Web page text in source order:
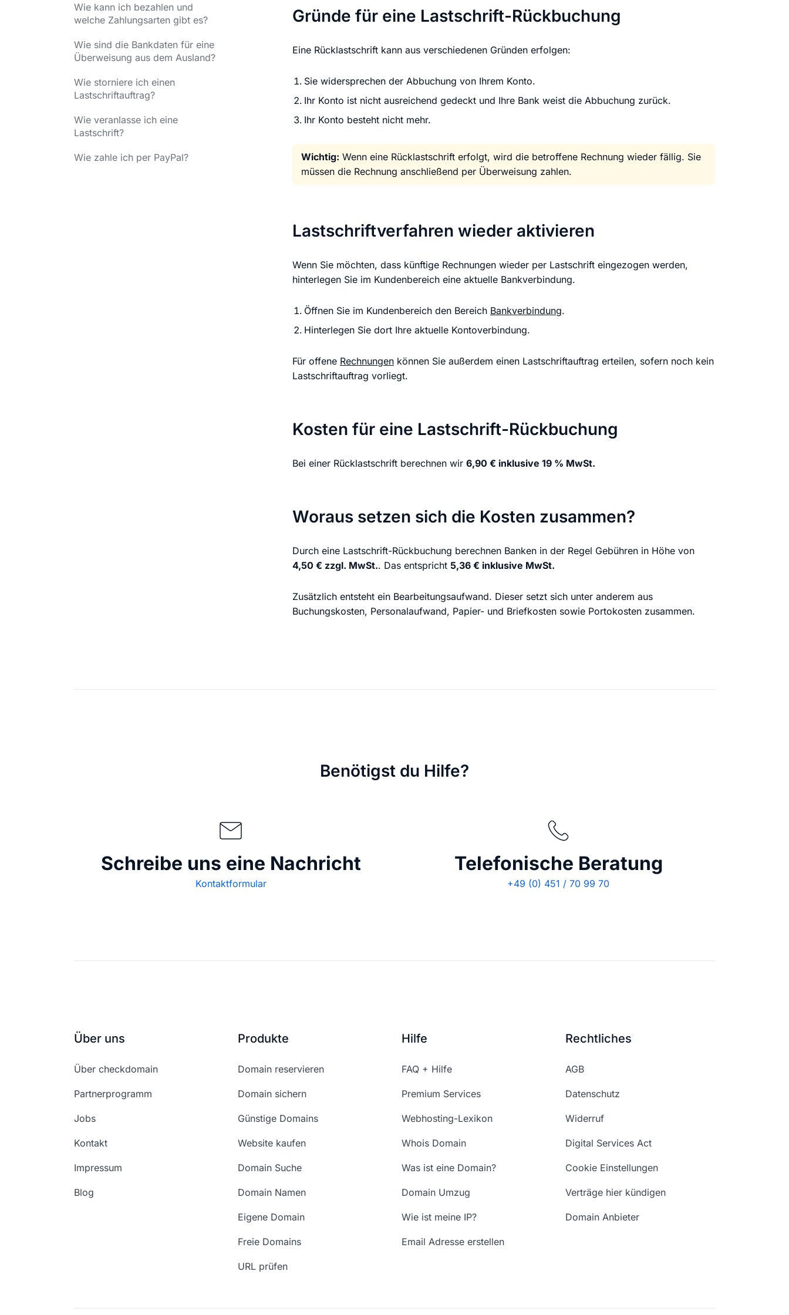
Erstelle schnell gute Domains
.at Domain
.net Domain .org Domain
Unser Website-Service erstellt Ihre Website
Wie kann ich bezahlen und
welche Zahlungsarten gibt es?
Wie sind die Bankdaten für eine
Überweisung aus dem Ausland?
Wie storniere ich einen
Lastschriftauftrag?
Wie veranlasse ich eine
Lastschrift?
Wie zahle ich per PayPal?
Gründe für eine Lastschrift-Rückbuchung
Eine Rücklastschrift kann aus verschiedenen Gründen erfolgen:
Sie widersprechen der Abbuchung von Ihrem Konto.
Ihr Konto ist nicht ausreichend gedeckt und Ihre Bank weist die Abbuchung zurück.
Ihr Konto besteht nicht mehr.
Wichtig: Wenn eine Rücklastschrift erfolgt, wird die betroffene Rechnung wieder fällig. Sie
müssen die Rechnung anschließend per Überweisung zahlen.
Lastschriftverfahren wieder aktivieren
Wenn Sie möchten, dass künftige Rechnungen wieder per Lastschrift eingezogen werden,
hinterlegen Sie im Kundenbereich eine aktuelle Bankverbindung.
Öffnen Sie im Kundenbereich den Bereich Bankverbindung.
Hinterlegen Sie dort Ihre aktuelle Kontoverbindung.
Für offene Rechnungen können Sie außerdem einen Lastschriftauftrag erteilen, sofern noch kein
Lastschriftauftrag vorliegt.
Kosten für eine Lastschrift-Rückbuchung
Bei einer Rücklastschrift berechnen wir 6,90 € inklusive 19 % MwSt.
Woraus setzen sich die Kosten zusammen?
Durch eine Lastschrift-Rückbuchung berechnen Banken in der Regel Gebühren in Höhe von
4,50 € zzgl. MwSt.. Das entspricht 5,36 € inklusive MwSt.
Zusätzlich entsteht ein Bearbeitungsaufwand. Dieser setzt sich unter anderem aus
Buchungskosten, Personalaufwand, Papier- und Briefkosten sowie Portokosten zusammen.
Benötigst du Hilfe?
Schreibe uns eine Nachricht
Kontaktformular
Telefonische Beratung
+49 (0) 451 / 70 99 70
Über uns
Über checkdomain
Partnerprogramm
Jobs
Kontakt
Impressum
Blog
Produkte
Domain reservieren
Domain sichern
Günstige Domains
Website kaufen
Domain Suche
Domain Namen
Eigene Domain
Freie Domains
URL prüfen
Hilfe
FAQ + Hilfe
Premium Services
Webhosting-Lexikon
Whois Domain
Was ist eine Domain?
Domain Umzug
Wie ist meine IP?
Email Adresse erstellen
Rechtliches
AGB
Datenschutz
Widerruf
Digital Services Act
Cookie Einstellungen
Verträge hier kündigen
Domain Anbieter